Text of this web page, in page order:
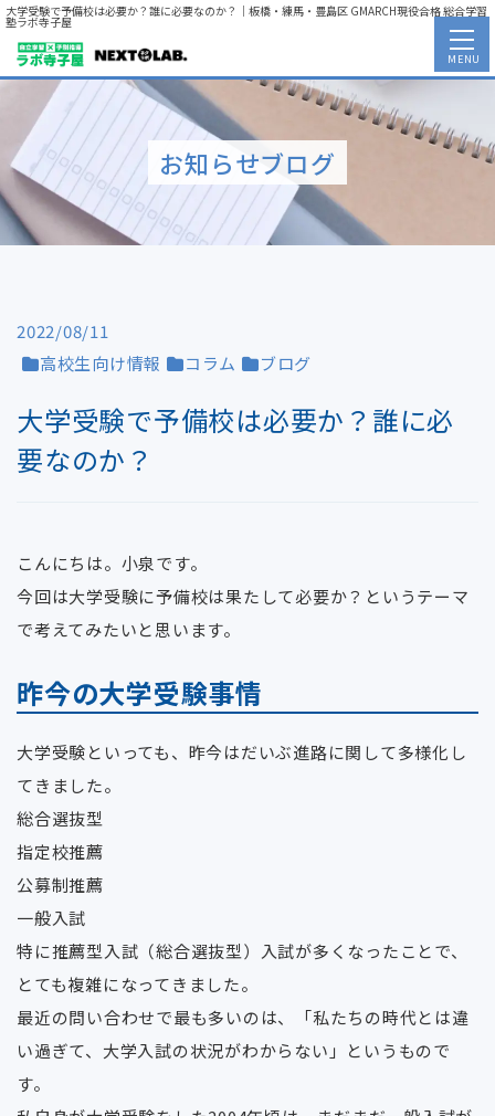
大学受験で予備校は必要か？誰に必要なのか？｜板橋・練馬・豊島区 GMARCH現役合格 総合学習
塾ラボ寺子屋
MENU
お知らせブログ
2022/08/11
高校生向け情報
コラム ブログ
大学受験で予備校は必要か？誰に必
要なのか？
こんにちは。小泉です。
今回は大学受験に予備校は果たして必要か？というテーマ
で考えてみたいと思います。
昨今の大学受験事情
大学受験といっても、昨今はだいぶ進路に関して多様化し
てきました。
総合選抜型
指定校推薦
公募制推薦
一般入試
特に推薦型入試（総合選抜型）入試が多くなったことで、
とても複雑になってきました。
最近の問い合わせで最も多いのは、「私たちの時代とは違
い過ぎて、大学入試の状況がわからない」というもので
す。